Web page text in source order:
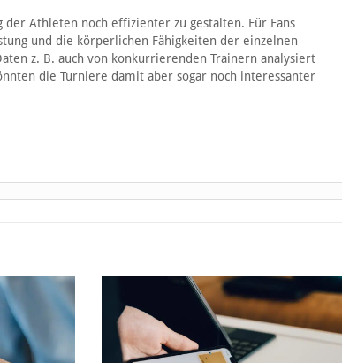
Athleten noch effizienter zu gestalten. Für Fans
und die körperlichen Fähigkeiten der einzelnen
z. B. auch von konkurrierenden Trainern analysiert
die Turniere damit aber sogar noch interessanter